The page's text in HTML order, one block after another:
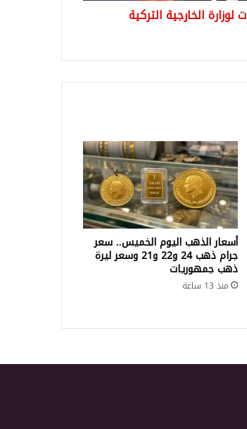
لوزارة الخارجية التركية
أسعار الذهب اليوم الخميس.. سعر
جرام ذهب 24 و22 و21 وسعر ليرة
ذهب جمهوريات
منذ 13 ساعة